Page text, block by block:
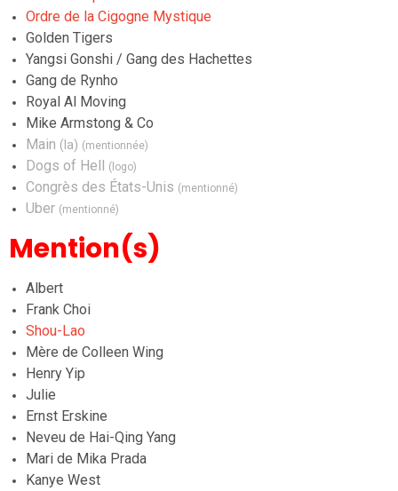
Ordre de la Cigogne Mystique
Golden Tigers
Yangsi Gonshi / Gang des Hachettes
Gang de Rynho
Royal Al Moving
Mike Armstong & Co
Main (la) (mentionnée)
Dogs of Hell (logo)
Congrès des États-Unis (mentionné)
Uber (mentionné)
Mention(s)
Albert
Frank Choi
Shou-Lao
Mère de Colleen Wing
Henry Yip
Julie
Ernst Erskine
Neveu de Hai-Qing Yang
Mari de Mika Prada
Kanye West